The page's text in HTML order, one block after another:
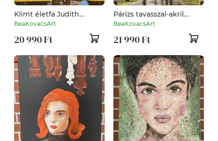
Klimt életfa Judith
portréval
BeaKovacsArt
20 990 Ft
Párizs tavasszal-akril
festmény, falikép
BeaKovacsArt
21 990 Ft